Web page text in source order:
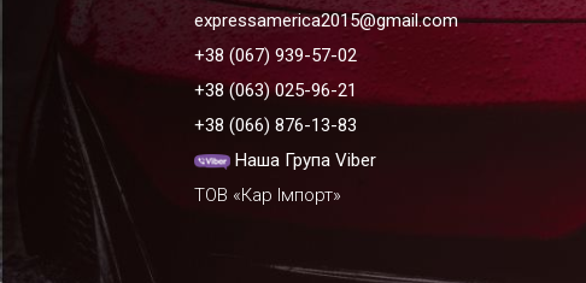
expressamerica2015@gmail.com
+38 (067) 939-57-02
+38 (063) 025-96-21
+38 (066) 876-13-83
Наша Група Viber
ТОВ «Кар Імпорт»